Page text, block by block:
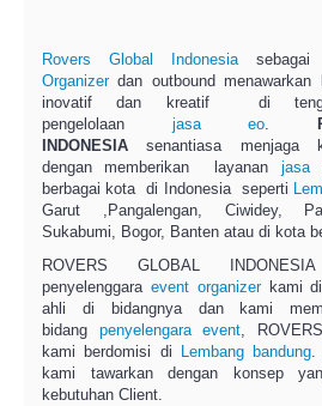
Rovers Global Indonesiasebagai
Organizerdan outbound
inovatif dan kreatif di
pengelolaan jasa eo.
INDONESIA senantiasa menjaga
dengan memberikan layanan jasa
berbagai kota di Indonesia seperti
Garut ,Pangalengan, Ciwidey,
Sukabumi, Bogor, Banten atau di kota
ROVERS GLOBAL
penyelenggara event organizerkami di
ahli di bidangnya dan kami
bidang penyelengara event,
kami berdomisi di
Lembang bandung.
kami tawarkan dengan konsep
kebutuhan Client.